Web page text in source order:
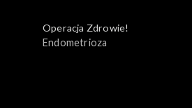
Operacja Zdrowie!
Endometrioza